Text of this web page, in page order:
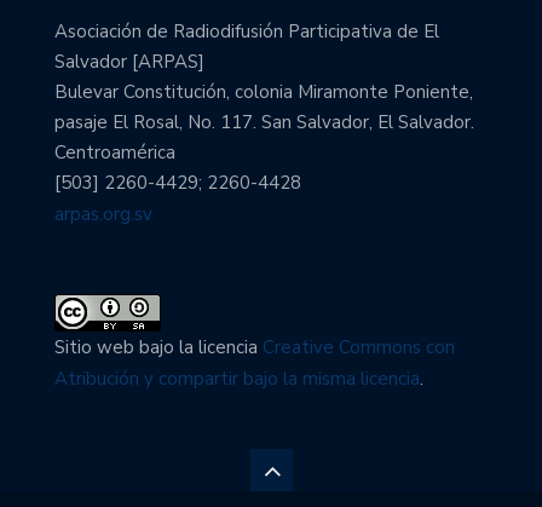
Asociación de Radiodifusión Participativa de El
Salvador [ARPAS]
Bulevar Constitución, colonia Miramonte Poniente,
pasaje El Rosal, No. 117. San Salvador, El Salvador.
Centroamérica
[503] 2260-4429; 2260-4428
arpas.org.sv
Sitio web bajo la licencia Creative Commons con
Atribución y compartir bajo la misma licencia.